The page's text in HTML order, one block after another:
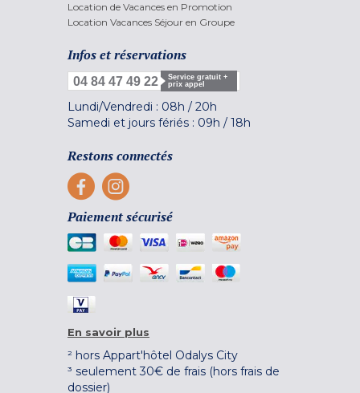
Location de Vacances en Promotion
Location Vacances Séjour en Groupe
Infos et réservations
04 84 47 49 22
Service gratuit +
prix appel
Lundi/Vendredi : 08h / 20h
Samedi et jours fériés : 09h / 18h
Restons connectés
Paiement sécurisé
En savoir plus
² hors Appart'hôtel Odalys City
³ seulement 30€ de frais (hors frais de
dossier)